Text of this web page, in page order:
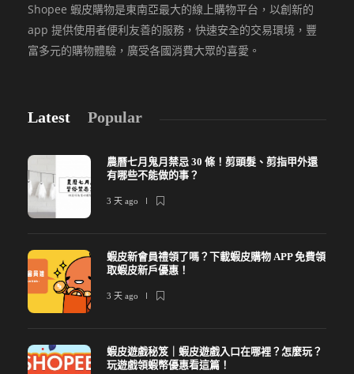
Shopee 蝦皮購物是東南亞最大的線上購物平台，以創新的
app 提供使用者便利友善的服務，快速安全的交易環境，豐
富多元的購物體驗，廣受各國消費大眾的喜愛。
Latest Popular
農曆七月鬼月禁忌 30 條！剪頭髮、剪指甲外還
有哪些不能做的事？
3 天 ago
蝦皮新會員禮領了嗎？下載蝦皮購物 APP 免費領
取蝦皮新戶優惠！
3 天 ago
蝦皮遊戲秘笈｜蝦皮遊戲入口在哪裡？怎麼玩？
玩遊戲領蝦幣優惠看這篇！